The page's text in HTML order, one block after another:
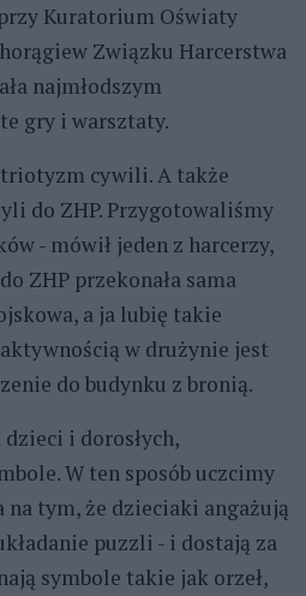
Kuratorium Oświaty
Związku Harcerstwa
najmłodszym
gry i warsztaty.
cywili. A także
do ZHP. Przygotowaliśmy
- mówił jeden z harcerzy,
ZHP przekonała sama
a ja lubię takie
w drużynie jest
do budynku z bronią.
i dorosłych,
W ten sposób uczcimy
na tym, że dzieciaki angażują
puzzli - i dostają za
symbole takie jak orzeł,